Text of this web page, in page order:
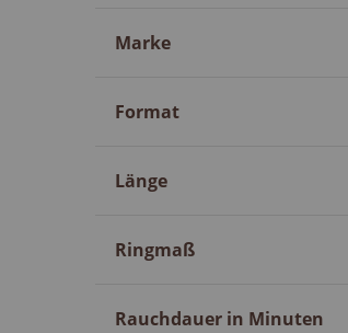
Marke
Format
Länge
Ringmaß
Rauchdauer in Minuten